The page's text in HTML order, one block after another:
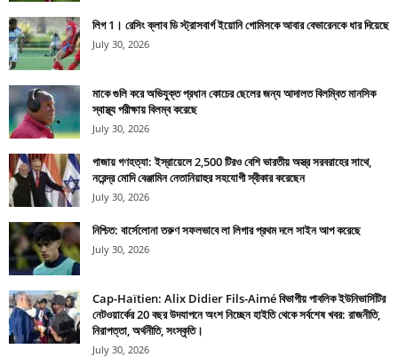
লিগ 1। রেসিং ক্লাব ডি স্ট্রাসবার্গ ইয়োনি গোমিসকে আবার বেভারেনকে ধার দিয়েছে
July 30, 2026
মাকে গুলি করে অভিযুক্ত প্রধান কোচের ছেলের জন্য আদালত বিলম্বিত মানসিক
স্বাস্থ্য পরীক্ষায় বিলম্ব করেছে
July 30, 2026
গাজায় গণহত্যা: ইস্রায়েলে 2,500 টিরও বেশি ভারতীয় অস্ত্র সরবরাহের সাথে,
নরেন্দ্র মোদি বেঞ্জামিন নেতানিয়াহুর সহযোগী স্বীকার করেছেন
July 30, 2026
নিশ্চিত: বার্সেলোনা তরুণ সফলভাবে লা লিগার প্রথম দলে সাইন আপ করেছে
July 30, 2026
Cap-Haïtien: Alix Didier Fils-Aimé বিভাগীয় পাবলিক ইউনিভার্সিটির
নেটওয়ার্কের 20 বছর উদযাপনে অংশ নিচ্ছেন হাইতি থেকে সর্বশেষ খবর: রাজনীতি,
নিরাপত্তা, অর্থনীতি, সংস্কৃতি।
July 30, 2026